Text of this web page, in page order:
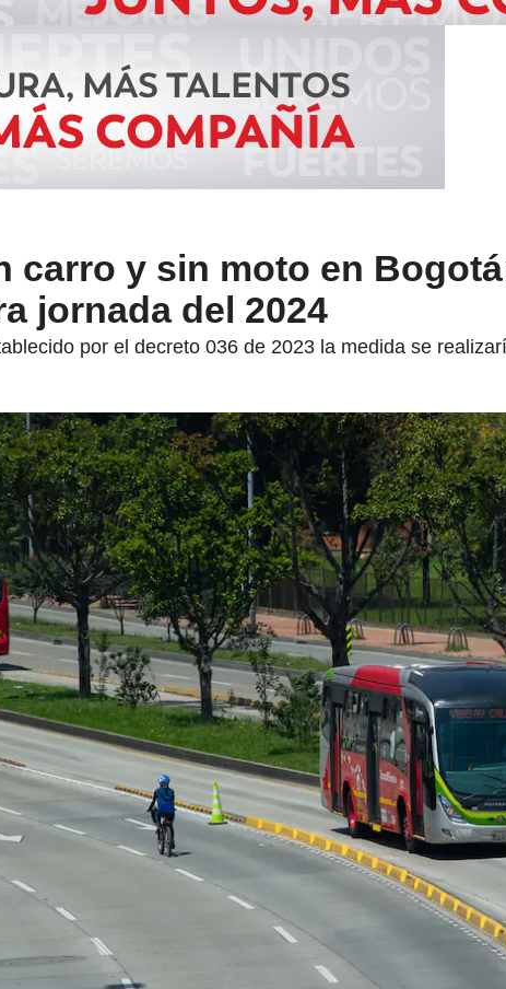
carro y sin moto en
jornada del 2024
por el decreto 036 de 2023 la medida se